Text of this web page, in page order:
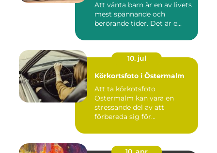
Att vänta barn är en av livets
mest spännande och
berörande tider. Det är e...
10. jul
Körkortsfoto i Östermalm
Att ta körkotsfoto
Östermalm kan vara en
stressande del av att
förbereda sig för...